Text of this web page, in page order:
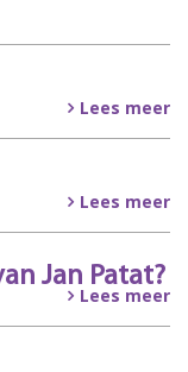
Lees meer
Lees meer
Jan Patat?
Lees meer